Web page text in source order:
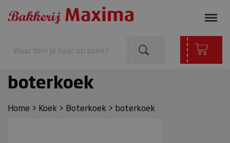
boterkoek
Home > Koek > Boterkoek > boterkoek